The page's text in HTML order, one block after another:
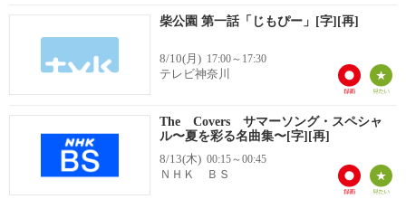
柴公園 第一話「じもぴー」[字][再]
8/10(月) 17:00～17:30
テレビ神奈川
The Covers サマーソング・スペシャ
ル〜夏を彩る名曲集〜[字][再]
8/13(木) 00:15～00:45
ＮＨＫ ＢＳ